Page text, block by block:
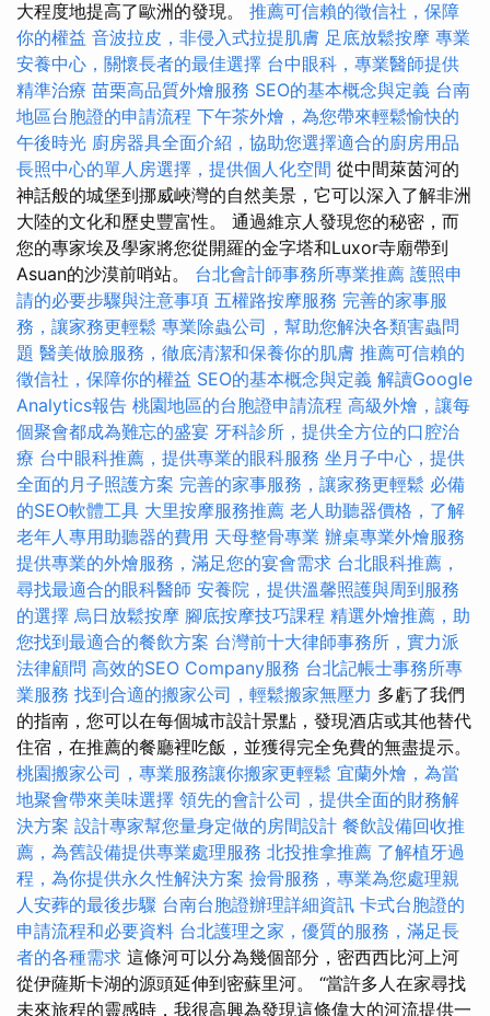
大程度地提高了歐洲的發現。 推薦可信賴的徵信社，保障
你的權益 音波拉皮，非侵入式拉提肌膚 足底放鬆按摩 專業
安養中心，關懷長者的最佳選擇 台中眼科，專業醫師提供
精準治療 苗栗高品質外燴服務 SEO的基本概念與定義 台南
地區台胞證的申請流程 下午茶外燴，為您帶來輕鬆愉快的
午後時光 廚房器具全面介紹，協助您選擇適合的廚房用品
長照中心的單人房選擇，提供個人化空間 從中間萊茵河的
神話般的城堡到挪威峽灣的自然美景，它可以深入了解非洲
大陸的文化和歷史豐富性。 通過維京人發現您的秘密，而
您的專家埃及學家將您從開羅的金字塔和Luxor寺廟帶到
Asuan的沙漠前哨站。 台北會計師事務所專業推薦 護照申
請的必要步驟與注意事項 五權路按摩服務 完善的家事服
務，讓家務更輕鬆 專業除蟲公司，幫助您解決各類害蟲問
題 醫美做臉服務，徹底清潔和保養你的肌膚 推薦可信賴的
徵信社，保障你的權益 SEO的基本概念與定義 解讀Google
Analytics報告 桃園地區的台胞證申請流程 高級外燴，讓每
個聚會都成為難忘的盛宴 牙科診所，提供全方位的口腔治
療 台中眼科推薦，提供專業的眼科服務 坐月子中心，提供
全面的月子照護方案 完善的家事服務，讓家務更輕鬆 必備
的SEO軟體工具 大里按摩服務推薦 老人助聽器價格，了解
老年人專用助聽器的費用 天母整骨專業 辦桌專業外燴服務
提供專業的外燴服務，滿足您的宴會需求 台北眼科推薦，
尋找最適合的眼科醫師 安養院，提供溫馨照護與周到服務
的選擇 烏日放鬆按摩 腳底按摩技巧課程 精選外燴推薦，助
您找到最適合的餐飲方案 台灣前十大律師事務所，實力派
法律顧問 高效的SEO Company服務 台北記帳士事務所專
業服務 找到合適的搬家公司，輕鬆搬家無壓力 多虧了我們
的指南，您可以在每個城市設計景點，發現酒店或其他替代
住宿，在推薦的餐廳裡吃飯，並獲得完全免費的無盡提示。
桃園搬家公司，專業服務讓你搬家更輕鬆 宜蘭外燴，為當
地聚會帶來美味選擇 領先的會計公司，提供全面的財務解
決方案 設計專家幫您量身定做的房間設計 餐飲設備回收推
薦，為舊設備提供專業處理服務 北投推拿推薦 了解植牙過
程，為你提供永久性解決方案 撿骨服務，專業為您處理親
人安葬的最後步驟 台南台胞證辦理詳細資訊 卡式台胞證的
申請流程和必要資料 台北護理之家，優質的服務，滿足長
者的各種需求 這條河可以分為幾個部分，密西西比河上河
從伊薩斯卡湖的源頭延伸到密蘇里河。 “當許多人在家尋找
未來旅程的靈感時，我很高興為發現這條偉大的河流提供一